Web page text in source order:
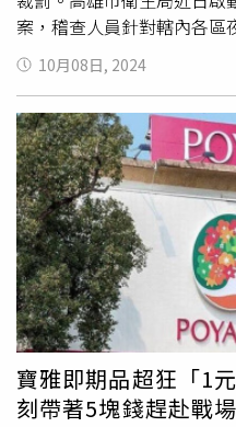
創造更多與大家見面的機會
候，我們也會經常去7-
候見。」東海則開玩笑的
上會在7-ELEVEN睡覺，「
ELEVEN！這邊要請粉絲們
一人用的帳篷，這樣才能睡
下。」7-ELEVEN自10月30
超商韓式饗宴，一口氣推出
的全新系列商品，就連
全新口味。同時首度與
偶像東海、銀赫將躍上 商品
機會獲得限量明星小卡、文
躍上商品包裝
，此外，7-
機會獲得限量明星小卡、文
合行銷提供）
案，稽查人員針對轄內各區
貨店、東南亞食品雜貨店
商家或攤販進行查核，並
糖等進口糖果，查獲4家不
仁武區八卦夜市、大社青雲
糖，不僅無法提供來源供應
登記，且其中1件還違規添
果店也被查獲販售中國進口
夾心泡泡糖」，業者無法提
示及查驗登記；另左營區某
來路不明、未經核准進口的
者將商品下架銷毀，同時依
300萬元以下罰鍰。衛生局
理法第30條規定向食品藥物
有關資訊，並依食品安全衛
保產品符合我國食品安全衛
10月08日, 2024
寶雅即期品超狂「1
刻帶著5塊錢趕赴戰場